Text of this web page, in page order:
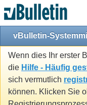
vBulletin-
Wenn dies Ihr erster
die Hilfe - Häufig
sich vermutlich
können. Klicken Sie